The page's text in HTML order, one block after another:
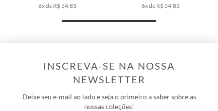
6x de R$ 54,83
6x de R$ 54,83
INSCREVA-SE NA NOSSA
NEWSLETTER
Deixe seu e-mail ao lado e seja o primeiro a saber sobre as
nossas coleções!